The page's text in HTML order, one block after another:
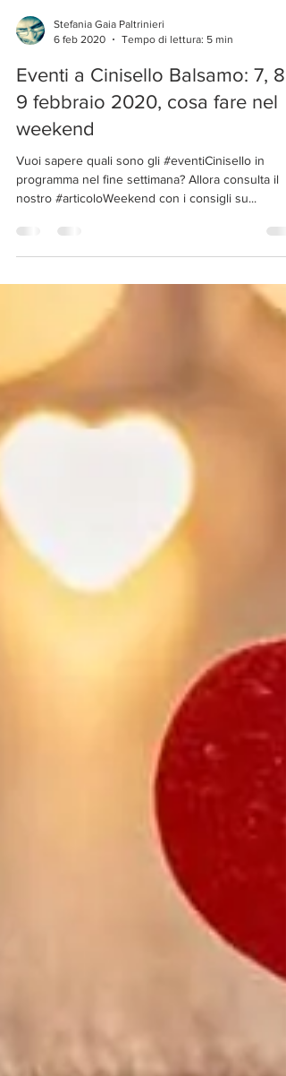
Stefania Gaia Paltrinieri
Eventi a Cinisello Balsamo: 7, 8
9 febbraio 2020, cosa fare nel
weekend
Vuoi sapere quali sono gli #eventiCinisello in
programma nel fine settimana? Allora consulta il